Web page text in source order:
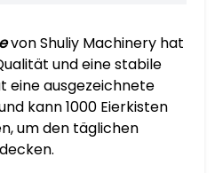
von Shuliy Machinery hat
und eine stabile
eine ausgezeichnete
kann 1000 Eierkisten
um den täglichen